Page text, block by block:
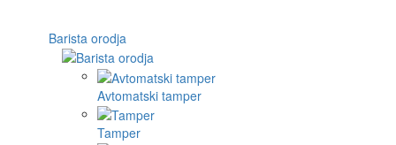
Barista orodja
Avtomatski tamper
Tamper